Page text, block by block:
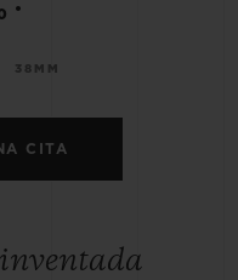
38MM
•
CITA